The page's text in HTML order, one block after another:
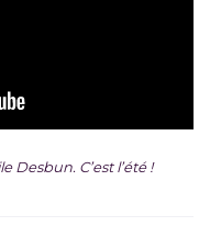
Desbun. C’est l’été !